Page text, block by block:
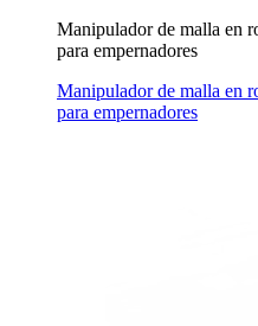
Manipulador de malla en
para empernadores
Manipulador de malla en
para empernadores